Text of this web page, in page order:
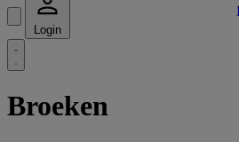
Login
Broeken